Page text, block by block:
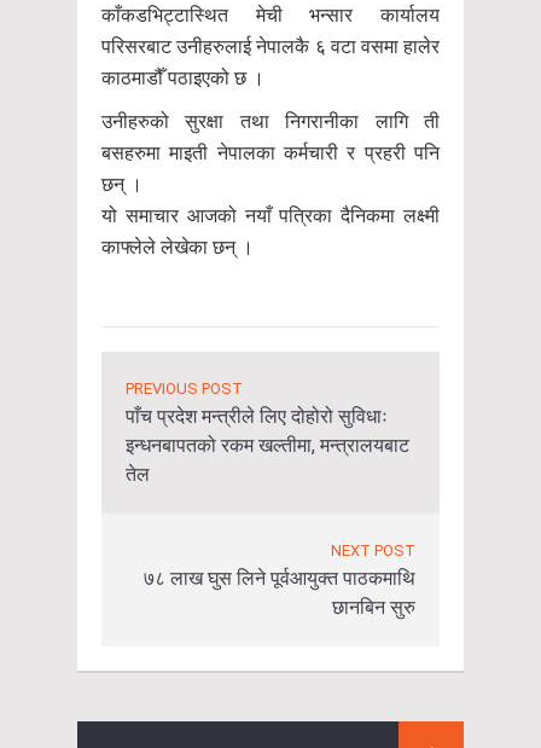
काँकडभिट्टास्थित मेची भन्सार कार्यालय
परिसरबाट उनीहरुलाई नेपालकै ६ वटा वसमा हालेर
काठमाडौँ पठाइएको छ ।
उनीहरुको सुरक्षा तथा निगरानीका लागि ती
बसहरुमा माइती नेपालका कर्मचारी र प्रहरी पनि
छन् ।
यो समाचार आजको नयाँ पत्रिका दैनिकमा लक्ष्मी
काफ्लेले लेखेका छन् ।
PREVIOUS POST
पाँच प्रदेश मन्त्रीले लिए दोहोरो सुविधाः
इन्धनबापतको रकम खल्तीमा, मन्त्रालयबाट
तेल
NEXT POST
७८ लाख घुस लिने पूर्वआयुक्त पाठकमाथि
छानबिन सुरु